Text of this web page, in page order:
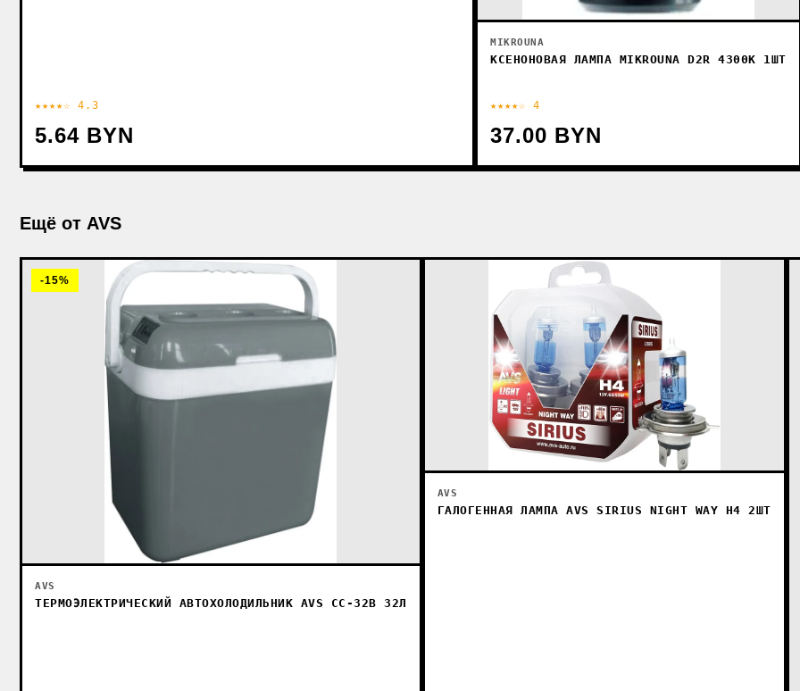
★★★★☆ 4.3
5.64 BYN
MIKROUNA
КСЕНОНОВАЯ ЛАМПА MIKROUNA D2R 4300K 1ШТ
★★★★☆ 4
37.00 BYN
Ещё от AVS
-15%
AVS
ТЕРМОЭЛЕКТРИЧЕСКИЙ АВТОХОЛОДИЛЬНИК AVS CC-32B 32Л
AVS
ГАЛОГЕННАЯ ЛАМПА AVS SIRIUS NIGHT WAY H4 2ШТ